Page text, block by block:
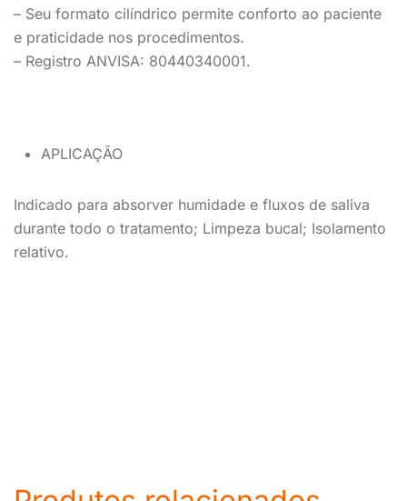
– Seu formato cilíndrico permite conforto ao paciente
e praticidade nos procedimentos.
– Registro ANVISA: 80440340001.
APLICAÇÃO
Indicado para absorver humidade e fluxos de saliva
durante todo o tratamento; Limpeza bucal; Isolamento
relativo.